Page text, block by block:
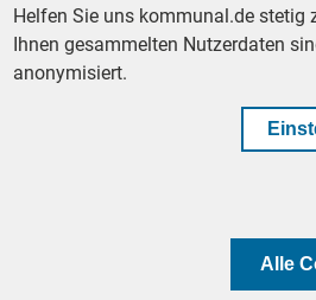
Footer First Navigation
IMPRESSUM
Helfen Sie uns kommunal.de stetig
Ihnen gesammelten Nutzerdaten
anonymisiert.
Alle